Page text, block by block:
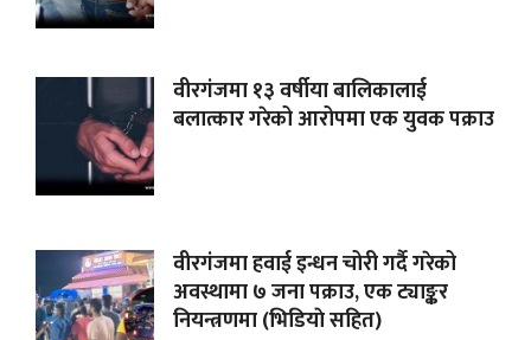
वीरगंजमा १३ वर्षीया बालिकालाई
बलात्कार गरेको आरोपमा एक युवक पक्राउ
वीरगंजमा हवाई इन्धन चोरी गर्दै गरेको
अवस्थामा ७ जना पक्राउ, एक ट्याङ्कर
नियन्त्रणमा (भिडियाे सहित)